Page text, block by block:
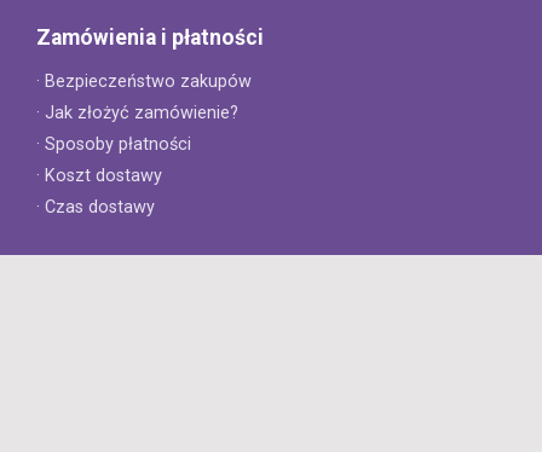
Zamówienia i płatności
· Bezpieczeństwo zakupów
· Jak złożyć zamówienie?
· Sposoby płatności
· Koszt dostawy
· Czas dostawy